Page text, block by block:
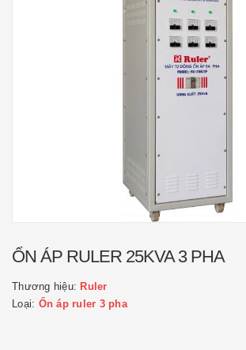
ỔN ÁP RULER 25KVA 3 PHA
Thương hiệu: Ruler
Loại: Ổn áp ruler 3 pha